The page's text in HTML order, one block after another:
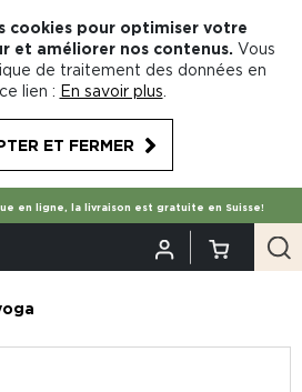
cookies pour optimiser votre
et améliorer nos contenus. Vous
de traitement des données en
lien : En savoir plus
ET FERMER
en ligne, la livraison est gratuite en Suisse!